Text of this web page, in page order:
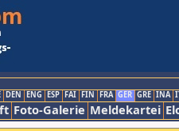
DEN ENG ESP FAI FIN FRA GER GRE INA
Foto-Galerie Meldekartei